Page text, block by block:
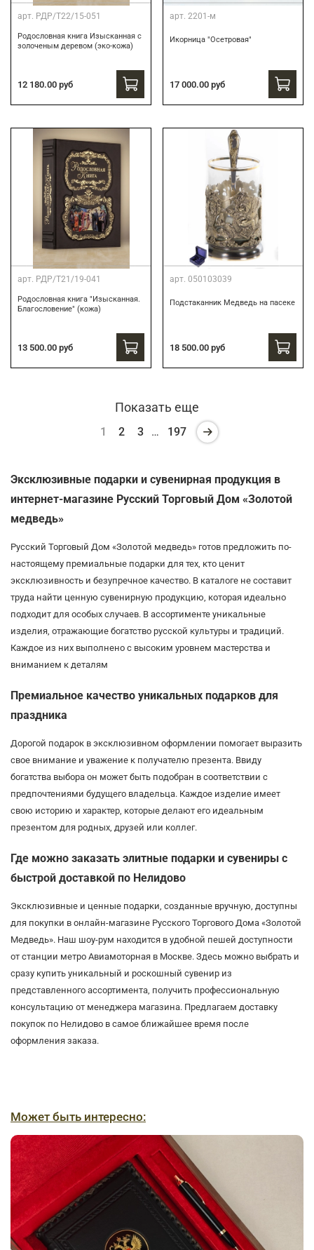
арт. РДР/Т22/15-051
Родословная книга Изысканная с
золоченым деревом (эко-кожа)
12 180.00 руб
арт. 2201-м
Икорница "Осетровая"
17 000.00 руб
арт. РДР/Т21/19-041
Родословная книга "Изысканная.
Благословение" (кожа)
13 500.00 руб
арт. 050103039
Подстаканник Медведь на пасеке
18 500.00 руб
Показать еще
1 2 3 … 197
Эксклюзивные подарки и сувенирная продукция в
интернет-магазине Русский Торговый Дом «Золотой
медведь»
Русский Торговый Дом «Золотой медведь» готов предложить по-
настоящему премиальные подарки для тех, кто ценит
эксклюзивность и безупречное качество. В каталоге не составит
труда найти ценную сувенирную продукцию, которая идеально
подходит для особых случаев. В ассортименте уникальные
изделия, отражающие богатство русской культуры и традиций.
Каждое из них выполнено с высоким уровнем мастерства и
вниманием к деталям
Премиальное качество уникальных подарков для
праздника
Дорогой подарок в эксклюзивном оформлении помогает выразить
свое внимание и уважение к получателю презента. Ввиду
богатства выбора он может быть подобран в соответствии с
предпочтениями будущего владельца. Каждое изделие имеет
свою историю и характер, которые делают его идеальным
презентом для родных, друзей или коллег.
Где можно заказать элитные подарки и сувениры с
быстрой доставкой по Нелидово
Эксклюзивные и ценные подарки, созданные вручную, доступны
для покупки в онлайн-магазине Русского Торгового Дома «Золотой
Медведь». Наш шоу-рум находится в удобной пешей доступности
от станции метро Авиамоторная в Москве. Здесь можно выбрать и
сразу купить уникальный и роскошный сувенир из
представленного ассортимента, получить профессиональную
консультацию от менеджера магазина. Предлагаем доставку
покупок по Нелидово в самое ближайшее время после
оформления заказа.
Может быть интересно: